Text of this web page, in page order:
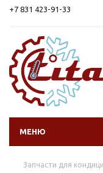
+7 831 423-91-33
МЕНЮ
Запчасти для